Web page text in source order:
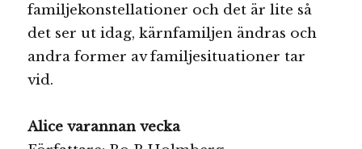
familjekonstellationer och det är lite så
det ser ut idag, kärnfamiljen ändras och
andra former av familjesituationer tar
vid.
Alice varannan vecka